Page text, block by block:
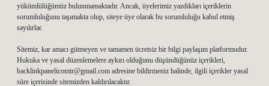
yükümlülüğümüz bulunmamaktadır. Ancak, üyelerimiz yazdıkları içeriklerin
sorumluluğunu taşımakta olup, siteye üye olarak bu sorumluluğu kabul etmiş
sayılırlar.
Sitemiz, kar amacı gütmeyen ve tamamen ücretsiz bir bilgi paylaşım platformudur.
Hukuka ve yasal düzenlemelere aykırı olduğunu düşündüğünüz içerikleri,
backlinkpanelicomtr@gmail.com adresine bildirmeniz halinde, ilgili içerikler yasal
süre içerisinde sitemizden kaldırılacaktır.